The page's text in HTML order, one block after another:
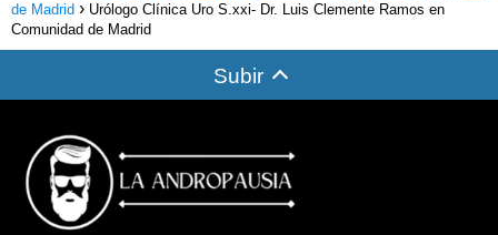
de Madrid
Urólogo Clínica Uro S.xxi- Dr. Luis Clemente Ramos en
Comunidad de Madrid
Subir